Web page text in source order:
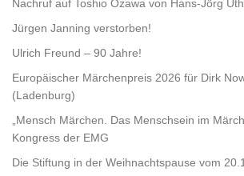
Nachruf auf Toshio Ozawa von Hans-Jörg
Jürgen Janning verstorben!
Ulrich Freund – 90 Jahre!
Europäischer Märchenpreis 2026 für Dirk
(Ladenburg)
„Mensch Märchen. Das Menschsein im
Kongress der EMG
Die Stiftung in der Weihnachtspause vom